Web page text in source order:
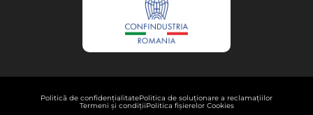
Politică de confidențialitatePolitica de soluționare a reclamațiilor
Termeni și condițiiPolitica fișierelor Cookies